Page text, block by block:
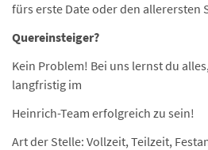
fürs erste Date oder den allerersten
Quereinsteiger?
Kein Problem! Bei uns lernst du
langfristig im
Heinrich-Team erfolgreich zu sein!
Art der Stelle: Vollzeit, Teilzeit,